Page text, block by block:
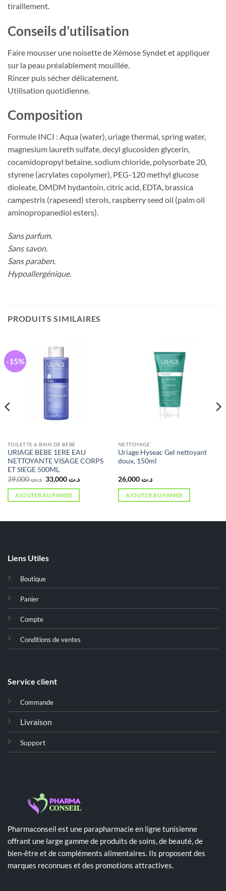
tiraillement.
Conseils d’utilisation
Faire mousser une noisette de Xémose Syndet et appliquer
sur la peau préalablement mouillée.
Rincer puis sécher délicatement.
Utilisation quotidienne.
Composition
Formule INCI : Aqua (water), uriage thermal, spring water,
magnesium laureth sulfate, decyl glucosiden glycerin,
cocamidopropyl betaine, sodium chloride, polysorbate 20,
styrene (acrylates copolymer), PEG-120 methyl glucose
dioleate, DMDM hydantoin, citric acid, EDTA, brassica
campestris (rapeseed) sterols, raspberry seed oil (palm oil
aminopropanediol esters).
Sans parfum.
Sans savon.
Sans paraben.
Hypoallergénique.
PRODUITS SIMILAIRES
-15%
TOILETTE & BAIN DE BÉBÉ
URIAGE BEBE 1ERE EAU
NETTOYANTE VISAGE CORPS
ET SIEGE 500ML
د.ت39,000
Le
prix
initial
était :
د.ت 33,000
Le
AJOUTER AU PANIER
NETTOYAGE
Uriage Hyseac Gel nettoyant
doux, 150ml
د.ت 26,000
AJOUTER AU PANIER
Liens Utiles
Boutique
Panier
Compte
Conditions de ventes
Service client
Commande
Livraison
Support
Pharmaconseil est une parapharmacie en ligne tunisienne
offrant une large gamme de produits de soins, de beauté, de
bien-être et de compléments alimentaires. Ils proposent des
marques reconnues et des promotions attractives.